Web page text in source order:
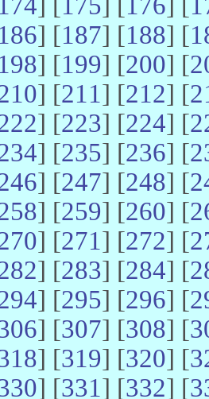
186] [187] [188] [
198] [199] [200] [
] [211] [212] [
] [223] [224] [
] [235] [236] [
] [247] [248] [
] [259] [260] [
] [271] [272] [
] [283] [284] [
] [295] [296] [
] [307] [308] [
] [319] [320] [
] [331] [332] [